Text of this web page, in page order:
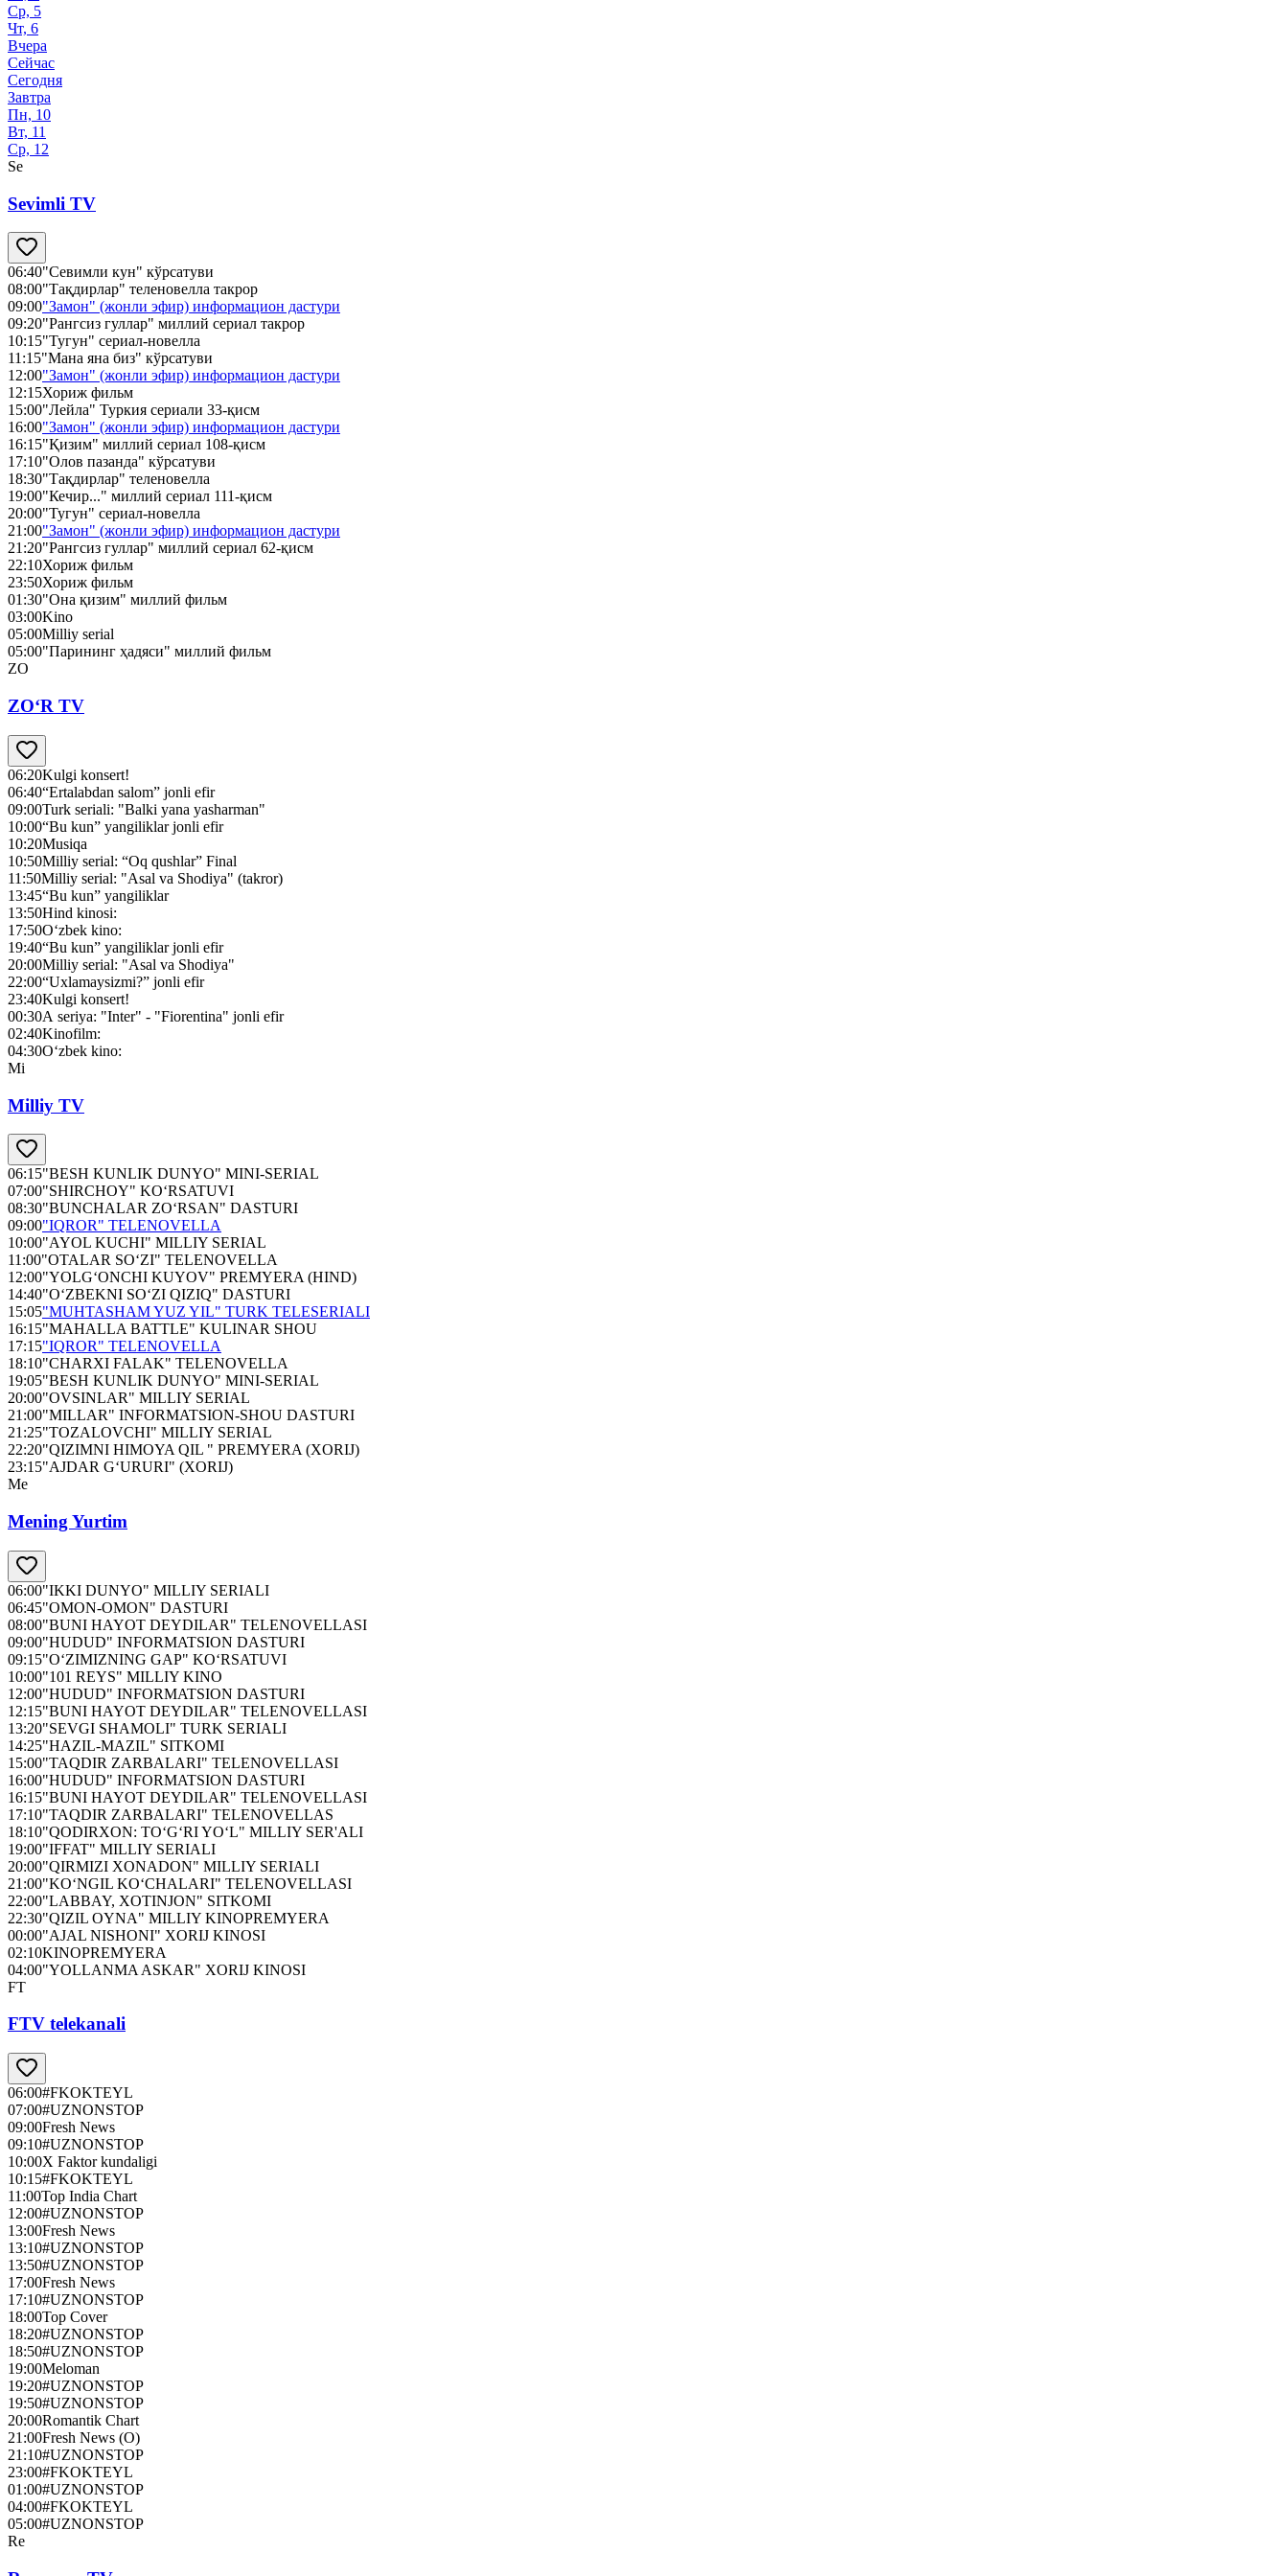
Ср, 5
Чт, 6
Вчера
Сейчас
Сегодня
Завтра
Пн, 10
Вт, 11
Ср, 12
Se
Sevimli TV
06:40"Севимли кун" кўрсатуви
08:00"Тақдирлар" теленовелла такрор
09:00"Замон" (жонли эфир) информацион дастури
09:20"Рангсиз гуллар" миллий сериал такрор
10:15"Тугун" сериал-новелла
11:15"Мана яна биз" кўрсатуви
12:00"Замон" (жонли эфир) информацион дастури
12:15Хориж фильм
15:00"Лейла" Туркия сериали 33-қисм
16:00"Замон" (жонли эфир) информацион дастури
16:15"Қизим" миллий сериал 108-қисм
17:10"Олов пазанда" кўрсатуви
18:30"Тақдирлар" теленовелла
19:00"Кечир..." миллий сериал 111-қисм
20:00"Тугун" сериал-новелла
21:00"Замон" (жонли эфир) информацион дастури
21:20"Рангсиз гуллар" миллий сериал 62-қисм
22:10Хориж фильм
23:50Хориж фильм
01:30"Она қизим" миллий фильм
03:00Kino
05:00Milliy serial
05:00"Парининг ҳадяси" миллий фильм
ZO
ZO‘R TV
06:20Kulgi konsert!
06:40“Ertalabdan salom” jonli efir
09:00Turk seriali: "Balki yana yasharman"
10:00“Bu kun” yangiliklar jonli efir
10:20Musiqa
10:50Milliy serial: “Oq qushlar” Final
11:50Milliy serial: "Asal va Shodiya" (takror)
13:45“Bu kun” yangiliklar
13:50Hind kinosi:
17:50O‘zbek kino:
19:40“Bu kun” yangiliklar jonli efir
20:00Milliy serial: "Asal va Shodiya"
22:00“Uxlamaysizmi?” jonli efir
23:40Kulgi konsert!
00:30А seriya: "Inter" - "Fiorentina" jonli efir
02:40Kinofilm:
04:30O‘zbek kino:
Mi
Milliy TV
06:15"BESH KUNLIK DUNYO" MINI-SERIAL
07:00"SHIRCHOY" KO‘RSATUVI
08:30"BUNCHALAR ZO‘RSAN" DASTURI
09:00"IQROR" TELENOVELLA
10:00"AYOL KUCHI" MILLIY SERIAL
11:00"OTALAR SO‘ZI" TELENOVELLA
12:00"YOLG‘ONCHI KUYOV" PREMYERA (HIND)
14:40"O‘ZBEKNI SO‘ZI QIZIQ" DASTURI
15:05"MUHTASHAM YUZ YIL" TURK TELESERIALI
16:15"MAHALLA BATTLE" KULINAR SHOU
17:15"IQROR" TELENOVELLA
18:10"CHARXI FALAK" TELENOVELLA
19:05"BESH KUNLIK DUNYO" MINI-SERIAL
20:00"OVSINLAR" MILLIY SERIAL
21:00"MILLAR" INFORMATSION-SHOU DASTURI
21:25"TOZALOVCHI" MILLIY SERIAL
22:20"QIZIMNI HIMOYA QIL " PREMYERA (XORIJ)
23:15"AJDAR G‘URURI" (XORIJ)
Me
Mening Yurtim
06:00"IKKI DUNYO" MILLIY SERIALI
06:45"OMON-OMON" DASTURI
08:00"BUNI HAYOT DEYDILAR" TELENOVELLASI
09:00"HUDUD" INFORMATSION DASTURI
09:15"O‘ZIMIZNING GAP" KO‘RSATUVI
10:00"101 REYS" MILLIY KINO
12:00"HUDUD" INFORMATSION DASTURI
12:15"BUNI HAYOT DEYDILAR" TELENOVELLASI
13:20"SEVGI SHAMOLI" TURK SERIALI
14:25"HAZIL-MAZIL" SITKOMI
15:00"TAQDIR ZARBALARI" TELENOVELLASI
16:00"HUDUD" INFORMATSION DASTURI
16:15"BUNI HAYOT DEYDILAR" TELENOVELLASI
17:10"TAQDIR ZARBALARI" TELENOVELLAS
18:10"QODIRXON: TO‘G‘RI YO‘L" MILLIY SER'ALI
19:00"IFFAT" MILLIY SERIALI
20:00"QIRMIZI XONADON" MILLIY SERIALI
21:00"KO‘NGIL KO‘CHALARI" TELENOVELLASI
22:00"LABBAY, XOTINJON" SITKOMI
22:30"QIZIL OYNA" MILLIY KINOPREMYERA
00:00"AJAL NISHONI" XORIJ KINOSI
02:10KINOPREMYERA
04:00"YOLLANMA ASKAR" XORIJ KINOSI
FT
FTV telekanali
06:00#FKOKTEYL
07:00#UZNONSTOP
09:00Fresh News
09:10#UZNONSTOP
10:00X Faktor kundaligi
10:15#FKOKTEYL
11:00Top India Chart
12:00#UZNONSTOP
13:00Fresh News
13:10#UZNONSTOP
13:50#UZNONSTOP
17:00Fresh News
17:10#UZNONSTOP
18:00Top Cover
18:20#UZNONSTOP
18:50#UZNONSTOP
19:00Meloman
19:20#UZNONSTOP
19:50#UZNONSTOP
20:00Romantik Chart
21:00Fresh News (О)
21:10#UZNONSTOP
23:00#FKOKTEYL
01:00#UZNONSTOP
04:00#FKOKTEYL
05:00#UZNONSTOP
Re